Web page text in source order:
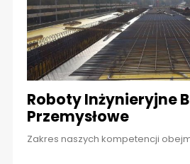
Roboty Inżynieryjne
Przemysłowe
Zakres naszych kompetencji